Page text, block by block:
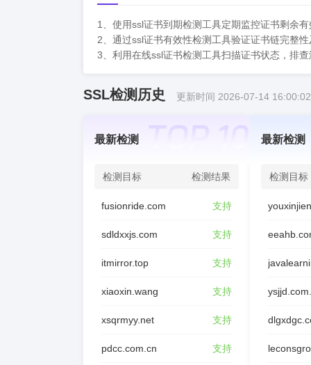
1、使用ssl证书到期检测工具定期监控证书剩余
2、通过ssl证书有效性检测工具验证证书链完整
3、利用在线ssl证书检测工具扫描证书状态，排
SSL检测历史 更新时间 2026-07-14 16:00:02
最新检测
检测目标 检测结果
fusionride.com 支持
sdldxxjs.com 支持
itmirror.top 支持
xiaoxin.wang 支持
xsqrmyy.net 支持
pdcc.com.cn 支持
最新检测
检测目标